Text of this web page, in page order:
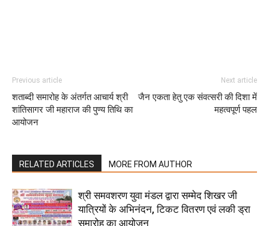
Previous article
शताब्दी समारोह के अंतर्गत आचार्य श्री
शांतिसागर जी महाराज की पुण्य तिथि का
आयोजन
Next article
जैन एकता हेतु एक संवत्सरी की दिशा में
महत्वपूर्ण पहल
RELATED ARTICLES MORE FROM AUTHOR
श्री समवशरण युवा मंडल द्वारा सम्मेद शिखर जी
यात्रियों के अभिनंदन, टिकट वितरण एवं लकी ड्रा
समारोह का आयोजन